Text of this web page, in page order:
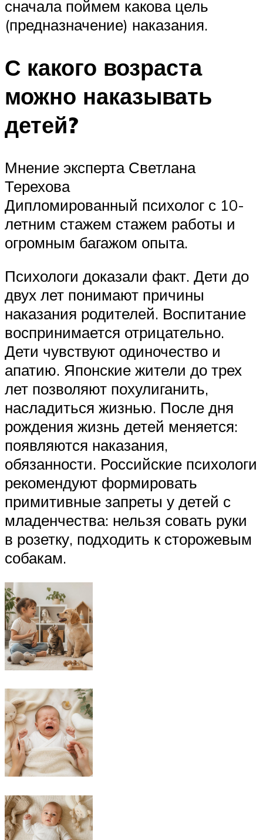
сначала поймем какова цель
(предназначение) наказания.
С какого возраста
можно наказывать
детей?
Мнение эксперта Светлана
Терехова
Дипломированный психолог с 10-
летним стажем стажем работы и
огромным багажом опыта.
Психологи доказали факт. Дети до
двух лет понимают причины
наказания родителей. Воспитание
воспринимается отрицательно.
Дети чувствуют одиночество и
апатию. Японские жители до трех
лет позволяют похулиганить,
насладиться жизнью. После дня
рождения жизнь детей меняется:
появляются наказания,
обязанности. Российские психологи
рекомендуют формировать
примитивные запреты у детей с
младенчества: нельзя совать руки
в розетку, подходить к сторожевым
собакам.